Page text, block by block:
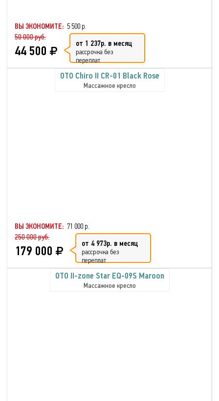
ВЫ ЭКОНОМИТЕ: 5 500 р.
50 000 руб.
44 500 от 1 237р. в месяц
рассрочка без
переплат
OTO Chiro II CR-01 Black Rose
Массажное кресло
ВЫ ЭКОНОМИТЕ: 71 000 р.
250 000 руб.
179 000 от 4 973р. в месяц
рассрочка без
переплат
OTO II-zone Star EQ-09S Maroon
Массажное кресло